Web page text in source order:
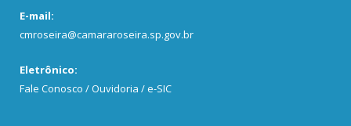
E-mail:
cmroseira@camararoseira.sp.gov.br
Eletrônico:
Fale Conosco / Ouvidoria / e-SIC